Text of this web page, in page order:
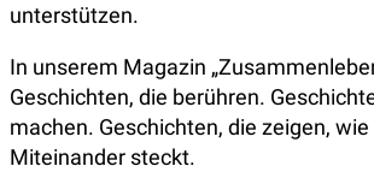
unterstützen.
In unserem Magazin
Geschichten, die berühren.
machen. Geschichten, die zeigen,
Miteinander steckt.